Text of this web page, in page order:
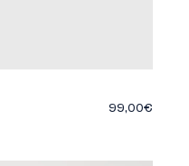
99,00€